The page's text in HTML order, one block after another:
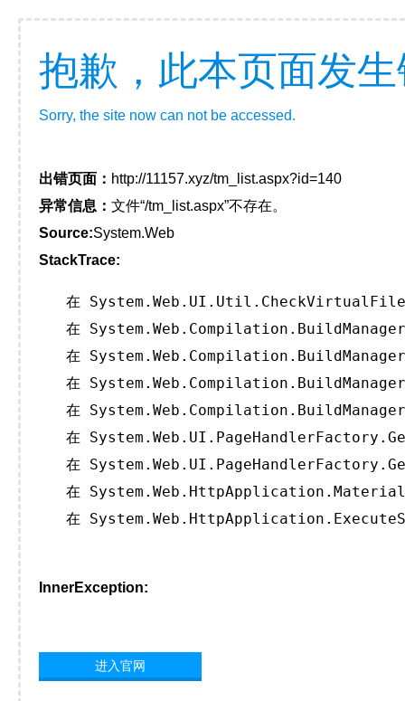
抱歉，此本页面发
Sorry, the site now can not be accessed.
出错页面： http://11157.xyz/tm_list.aspx?id=140
异常信息： 文件“/tm_list.aspx”不存在。
Source:System.Web
StackTrace:
在
在
在
在
在
在
在
在
在
InnerException:
进入官网